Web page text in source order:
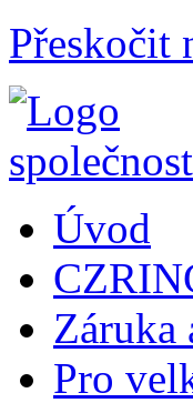
Přeskočit
Úvod
Záruka
Pro